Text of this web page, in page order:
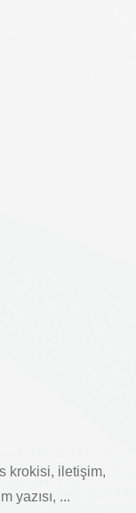
krokisi, iletişim,
yazısı, ...